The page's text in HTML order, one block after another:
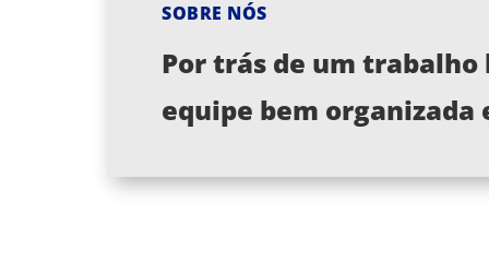
SOBRE NÓS
Por trás de um
equipe bem organizada